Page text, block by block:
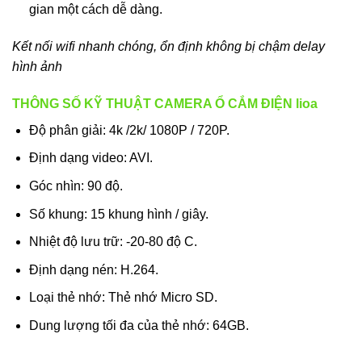
gian một cách dễ dàng.
Kết nối wifi nhanh chóng, ổn định không bị chậm delay
hình ảnh
THÔNG SỐ KỸ THUẬT CAMERA Ổ CẮM ĐIỆN lioa
Độ phân giải: 4k /2k/ 1080P / 720P.
Định dạng video: AVI.
Góc nhìn: 90 độ.
Số khung: 15 khung hình / giây.
Nhiệt độ lưu trữ: -20-80 độ C.
Định dạng nén: H.264.
Loại thẻ nhớ: Thẻ nhớ Micro SD.
Dung lượng tối đa của thẻ nhớ: 64GB.